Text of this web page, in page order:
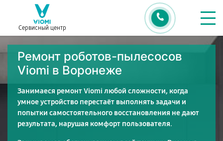
Сервисный центр
Ремонт роботов-пылесосов
Viomi в Воронеже
Занимаеся ремонт Viomi любой сложности, когда
умное устройство перестаёт выполнять задачи и
попытки самостоятельного восстановления не дают
результата, нарушая комфорт пользователя.